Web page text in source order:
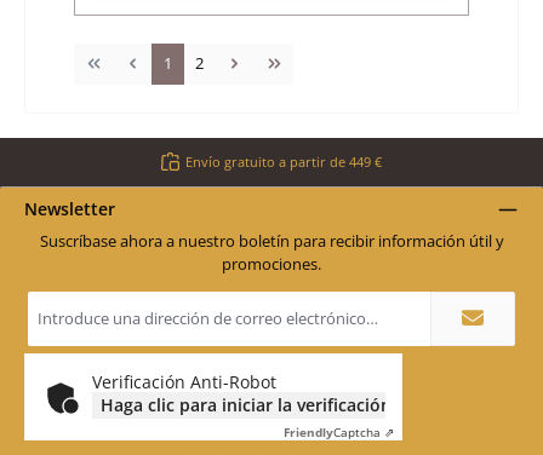
Página
1 Página
2
Envío gratuito a partir de 449 €
Newsletter
Suscríbase ahora a nuestro boletín para recibir información útil y
promociones.
de
electrónico
Verificación Anti-Robot
Haga clic para iniciar la verificación
FriendlyCaptcha ⇗